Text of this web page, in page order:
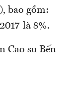
bao gồm:
là 8%.
Cao su Bến